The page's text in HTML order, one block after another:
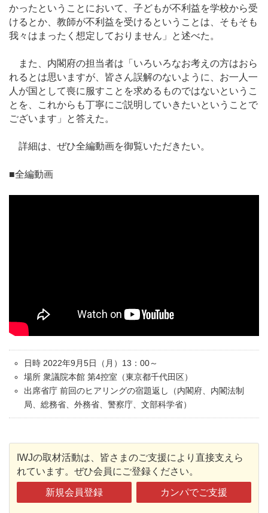
かったということにおいて、子どもが不利益を学校から受
けるとか、教師が不利益を受けるということは、そもそも
我々はまったく想定しておりません」と述べた。
また、内閣府の担当者は「いろいろなお考えの方はおら
れるとは思いますが、皆さん誤解のないように、お一人一
人が国として喪に服すことを求めるものではないというこ
とを、これからも丁寧にご説明していきたいということで
ございます」と答えた。
詳細は、ぜひ全編動画を御覧いただきたい。
■全編動画
日時 2022年9月5日（月）13：00～
場所 衆議院本館 第4控室（東京都千代田区）
出席省庁 前回のヒアリングの宿題返し（内閣府、内閣法制
局、総務省、外務省、警察庁、文部科学省）
IWJの取材活動は、皆さまのご支援により直接支えら
れています。ぜひ会員にご登録ください。
新規会員登録 カンパでご支援